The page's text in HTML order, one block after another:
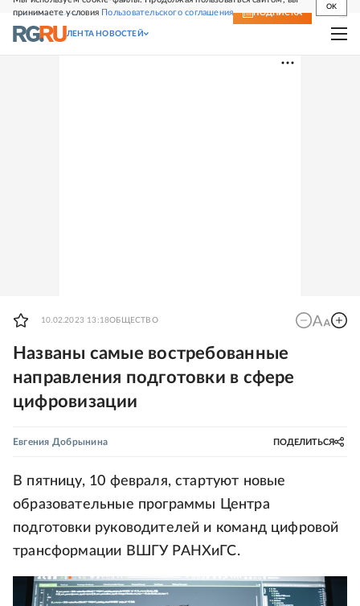
принимаете условия Пользовательского соглашения
OK
СВЕЖИЙ НОМЕР ПОДПИСКА
ЛЕНТА НОВОСТЕЙ
10.02.2023 13:18ОБЩЕСТВО
Названы самые востребованные
направления подготовки в сфере
цифровизации
Евгения Добрынина ПОДЕЛИТЬСЯ
В пятницу, 10 февраля, стартуют новые
образовательные программы Центра
подготовки руководителей и команд цифровой
трансформации ВШГУ РАНХиГС.